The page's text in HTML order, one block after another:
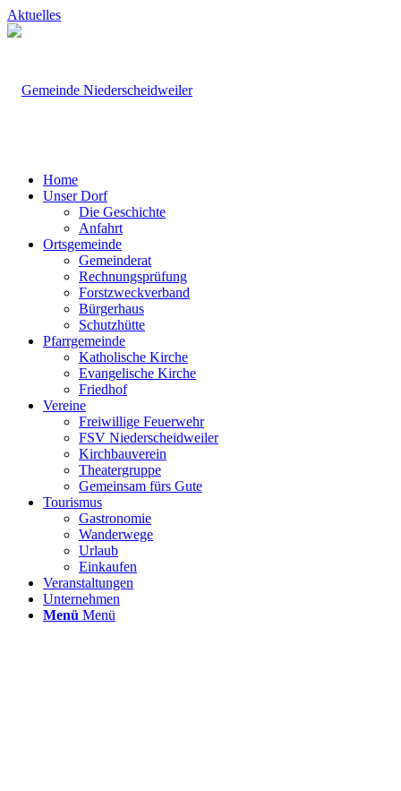
Aktuelles
Home
Unser Dorf
Die Geschichte
Anfahrt
Ortsgemeinde
Gemeinderat
Rechnungsprüfung
Forstzweckverband
Bürgerhaus
Schutzhütte
Pfarrgemeinde
Katholische Kirche
Evangelische Kirche
Friedhof
Vereine
Freiwillige Feuerwehr
FSV Niederscheidweiler
Kirchbauverein
Theatergruppe
Gemeinsam fürs Gute
Tourismus
Gastronomie
Wanderwege
Urlaub
Einkaufen
Veranstaltungen
Unternehmen
Menü Menü